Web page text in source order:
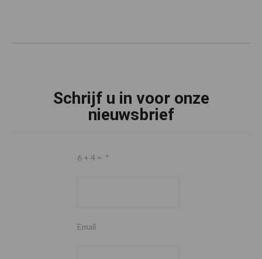
Schrijf u in voor onze
nieuwsbrief
6 + 4 = *
Email